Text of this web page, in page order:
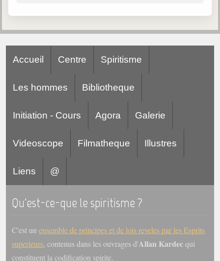
Accueil Centre Spiritisme
Les hommes Bibliotheque
Initiation - Cours Agora Galerie
Videoscope Filmatheque Illustres
Liens @
Qu'est-ce-que le spiritisme ?
C'est un ensemble de principes et de lois reveles par les Esprits
superieurs, contenus dans les ouvrages d'Allan Kardecqui
constituent la codification spirite.